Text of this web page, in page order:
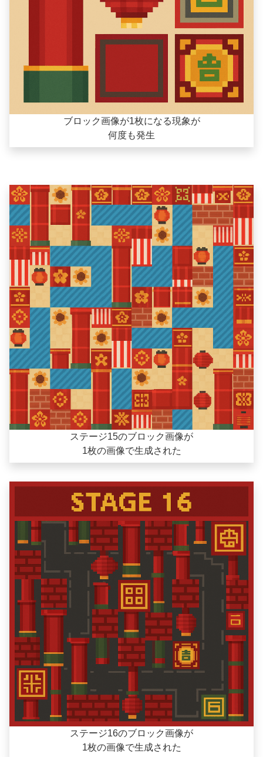
ブロック画像が1枚になる現象が
何度も発生
ステージ15のブロック画像が
1枚の画像で生成された
ステージ16のブロック画像が
1枚の画像で生成された